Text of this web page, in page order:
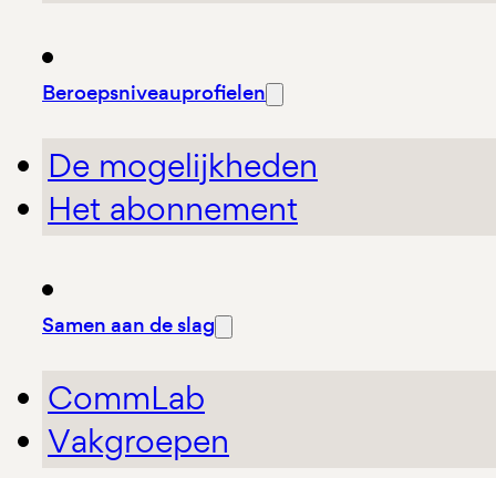
Beroepsniveauprofielen
De mogelijkheden
Het abonnement
Samen aan de slag
CommLab
Vakgroepen